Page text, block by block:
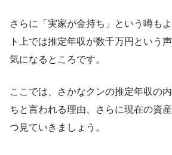
さらに「実家が金持ち」という噂も
ト上では推定年収が数千万円という
気になるところです。
ここでは、さかなクンの推定年収の
ちと言われる理由、さらに現在の資
つ見ていきましょう。